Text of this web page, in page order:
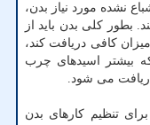
نشده مورد نیاز بدن،
امگا ۳، امگا ۶ و امگا ۹ هستند. بطور کلی بدن باید از
کافی دریافت کند،
بیشتر اسیدهای چرب
تنظیم کارهای بدن